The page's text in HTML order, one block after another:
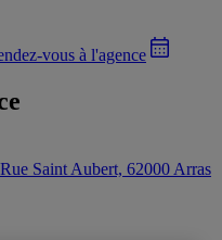
vous à l'agence
Saint Aubert, 62000 Arras